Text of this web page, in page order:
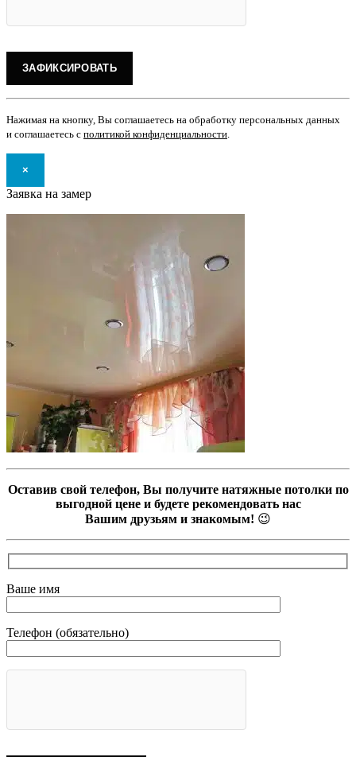
Нажимая на кнопку, Вы соглашаетесь на обработку персональных данных
и соглашаетесь с политикой конфиденциальности.
×
Заявка на замер
Оставив свой телефон, Вы получите натяжные потолки по
выгодной цене и будете рекомендовать нас
Вашим друзьям и знакомым! 😉
Ваше имя
Телефон (обязательно)